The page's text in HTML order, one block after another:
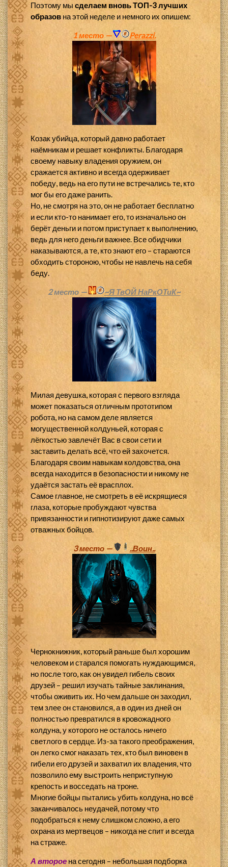
Поэтому мы сделаем вновь ТОП-3 лучших
образов на этой неделе и немного их опишем:
1 место — Perazzi.
Козак убийца, который давно работает
наёмникам и решает конфликты. Благодаря
своему навыку владения оружием, он
сражается активно и всегда одерживает
победу, ведь на его пути не встречались те, кто
мог бы его даже ранить.
Но, не смотря на это, он не работает бесплатно
и если кто-то нанимает его, то изначально он
берёт деньги и потом приступает к выполнению,
ведь для него деньги важнее. Все обидчики
наказываются, а те, кто знают его – стараются
обходить стороною, чтобы не навлечь на себя
беду.
2 место — ~Я ТвОЙ НаРкОТиК~
Милая девушка, которая с первого взгляда
может показаться отличным прототипом
робота, но на самом деле является
могущественной колдуньей, которая с
лёгкостью завлечёт Вас в свои сети и
заставить делать всё, что ей захочется.
Благодаря своим навыкам колдовства, она
всегда находится в безопасности и никому не
удаётся застать её врасплох.
Самое главное, не смотреть в её искрящиеся
глаза, которые пробуждают чувства
привязанности и гипнотизируют даже самых
отважных бойцов.
3 место — ..Воин..
Чернокнижник, который раньше был хорошим
человеком и старался помогать нуждающимся,
но после того, как он увидел гибель своих
друзей – решил изучать тайные заклинания,
чтобы оживить их. Но чем дальше он заходил,
тем злее он становился, а в один из дней он
полностью превратился в кровожадного
колдуна, у которого не осталось ничего
светлого в сердце. Из-за такого преображения,
он легко смог наказать тех, кто был виновен в
гибели его друзей и захватил их владения, что
позволило ему выстроить неприступную
крепость и восседать на троне.
Многие бойцы пытались убить колдуна, но всё
заканчивалось неудачей, потому что
подобраться к нему слишком сложно, а его
охрана из мертвецов – никогда не спит и всегда
на страже.
А второе на сегодня – небольшая подборка